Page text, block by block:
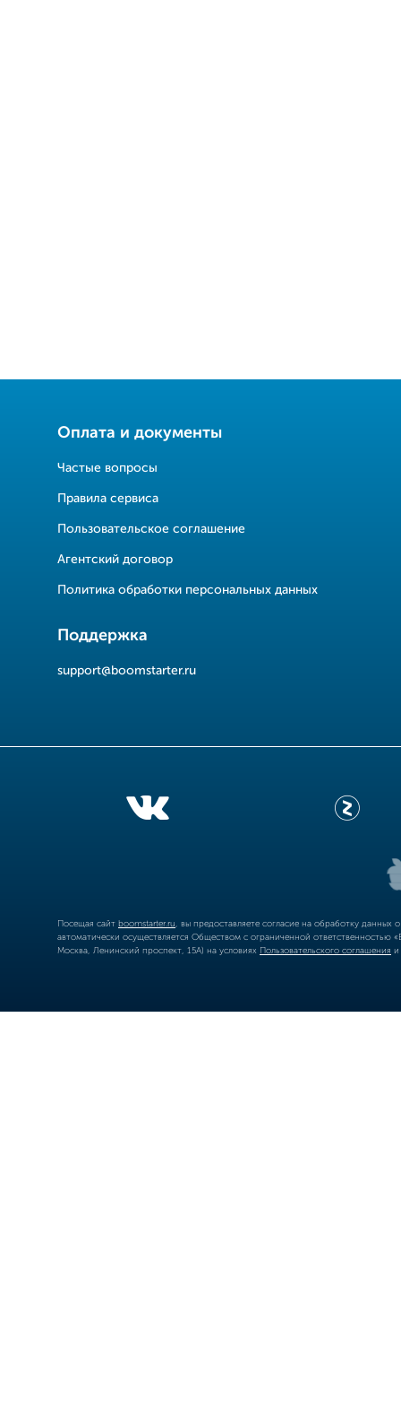
Оплата и документы
Частые вопросы
Правила сервиса
Пользовательское соглашение
Агентский договор
Политика обработки персональных данных
Поддержка
support@boomstarter.ru
Посещая сайт boomstarter.ru , вы предоставляете согласие на обработку
автоматически осуществляется Обществом с ограниченной
Москва, Ленинский проспект, 15А) на условиях Пользовательского соглашения и